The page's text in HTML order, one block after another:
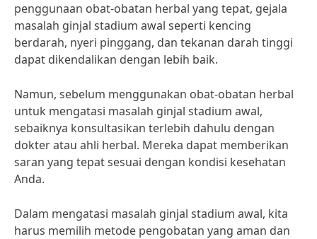
penggunaan obat-obatan herbal yang tepat, gejala
masalah ginjal stadium awal seperti kencing
berdarah, nyeri pinggang, dan tekanan darah tinggi
dapat dikendalikan dengan lebih baik.
Namun, sebelum menggunakan obat-obatan herbal
untuk mengatasi masalah ginjal stadium awal,
sebaiknya konsultasikan terlebih dahulu dengan
dokter atau ahli herbal. Mereka dapat memberikan
saran yang tepat sesuai dengan kondisi kesehatan
Anda.
Dalam mengatasi masalah ginjal stadium awal, kita
harus memilih metode pengobatan yang aman dan